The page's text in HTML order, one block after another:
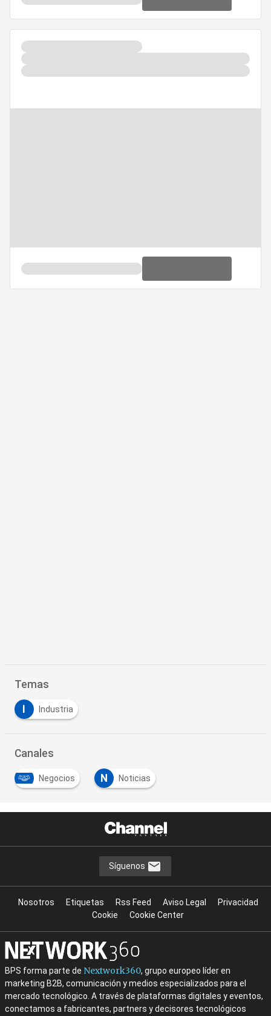
Temas
Industria
Canales
Negocios N Noticias
Síguenos
Nosotros Etiquetas Rss Feed Aviso Legal
Privacidad
Cookie
Cookie Center
BPS forma parte de Nextwork360, grupo europeo líder en
marketing B2B, comunicación y medios especializados para el
mercado tecnológico. A través de plataformas digitales y eventos,
conectamos a fabricantes, partners y decisores tecnológicos